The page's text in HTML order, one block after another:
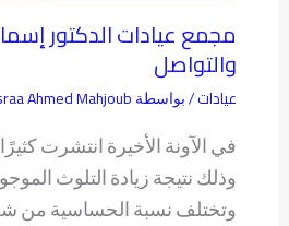
مجمع عيادات الدكتور
والتواصل
عيادات/ بواسطة Ahmed Mahjoub
في الآونة الأخيرة انتشرت
وذلك نتيجة زيادة التلوث
وتختلف نسبة الحساسية